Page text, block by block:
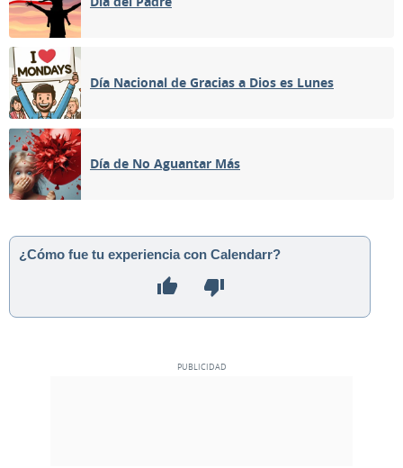
Día Nacional de Gracias a Dios es Lunes
Día de No Aguantar Más
¿Cómo fue tu experiencia con Calendarr?